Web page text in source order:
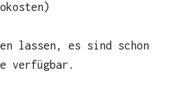
lassen, es sind schon
verfügbar.